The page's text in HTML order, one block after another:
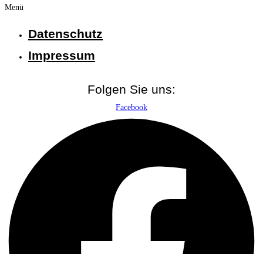
Menü
Datenschutz
Impressum
Folgen Sie uns:
Facebook